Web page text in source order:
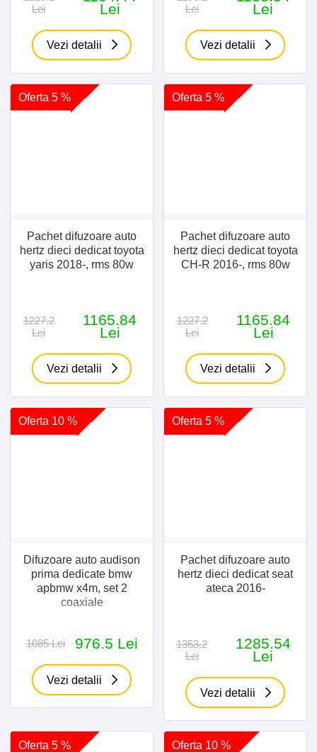
Lei
Lei
Vezi detalii
Lei
Lei
Vezi detalii
Oferta 5 %
Pachet difuzoare auto
hertz dieci dedicat toyota
yaris 2018-, rms 80w
1227.2
Lei
1165.84
Lei
Vezi detalii
Oferta 5 %
Pachet difuzoare auto
hertz dieci dedicat toyota
CH-R 2016-, rms 80w
1227.2
Lei
1165.84
Lei
Vezi detalii
Oferta 10 %
Difuzoare auto audison
prima dedicate bmw
apbmw x4m, set 2
coaxiale
1085 Lei 976.5 Lei
Vezi detalii
Oferta 5 %
Pachet difuzoare auto
hertz dieci dedicat seat
ateca 2016-
1353.2
Lei
1285.54
Lei
Vezi detalii
Oferta 5 % Oferta 10 %